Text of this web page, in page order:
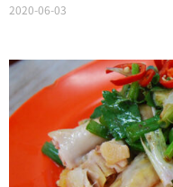
2020-06-03